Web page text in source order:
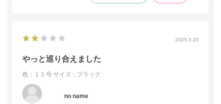
2025.3.20
っと巡り合えました
色：１１号 サイズ：ブラック
no name